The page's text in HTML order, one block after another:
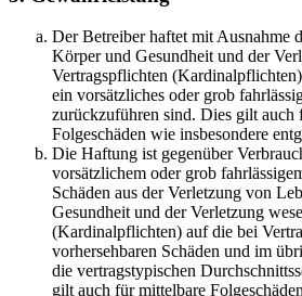
Der Betreiber haftet mit Ausnahme
Körper und Gesundheit und der
Vertragspflichten
ein vorsätzliches oder grob
zurückzuführen sind. Dies gilt auch
Folgeschäden wie insbesondere
Die Haftung ist gegenüber
vorsätzlichem oder grob
Schäden aus der Verletzung von
Gesundheit und der Verletzung
(Kardinalpflichten) auf die bei
vorhersehbaren Schäden und im
die vertragstypischen
gilt auch für mittelbare